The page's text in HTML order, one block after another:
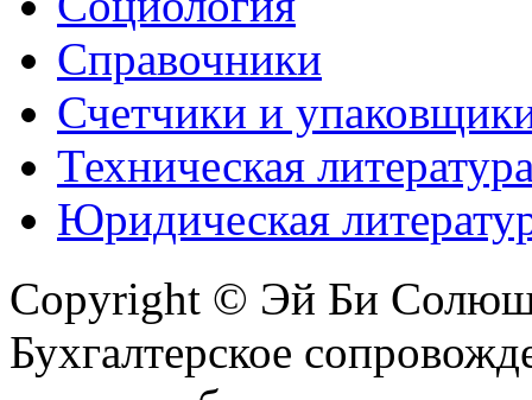
Справочники
Счетчики и
Техническая
Юридическая
Copyright © Эй Би
Бухгалтерское